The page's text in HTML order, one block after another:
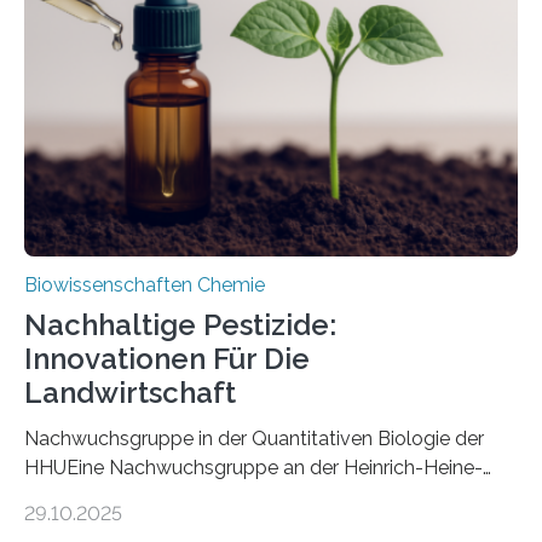
nun den Namen Cretosabethes primaevus. Dieser erste
fossile Nachweis einer Stechmückenlarve in Bernstein
stellt gleichzeitig den ersten Fossilfund einer
Mückenlarve aus dem Mesozoikum dar, denn…
Biowissenschaften Chemie
Nachhaltige Pestizide:
Innovationen Für Die
Landwirtschaft
Nachwuchsgruppe in der Quantitativen Biologie der
HHUEine Nachwuchsgruppe an der Heinrich-Heine-
fünf Jahren erforschen, wie Bakterien auf
29.10.2025